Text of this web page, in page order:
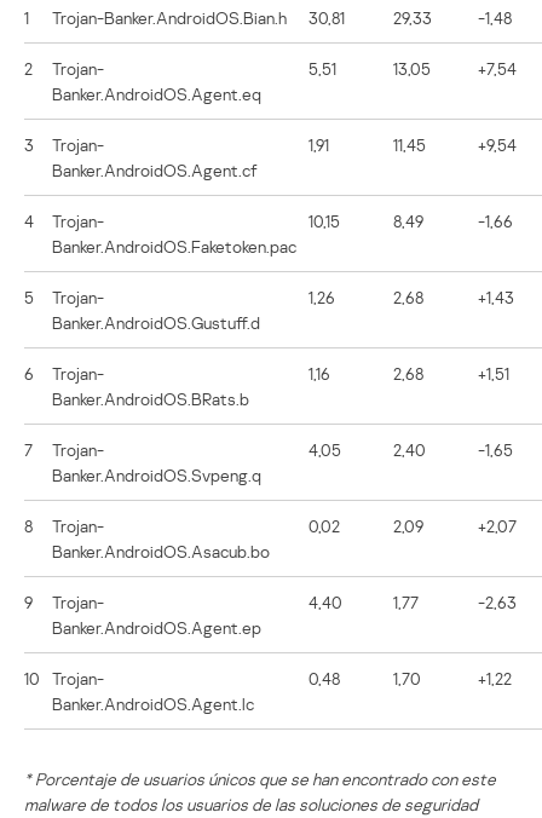
1 Trojan-Banker.AndroidOS.Bian.h 30,81 29,33 -1,48
2
Trojan-
Banker.AndroidOS.Agent.eq
5,51 13,05 +7,54
3
Trojan-
Banker.AndroidOS.Agent.cf
1,91 11,45 +9,54
4
Trojan-
Banker.AndroidOS.Faketoken.pac
10,15 8,49 -1,66
5
Trojan-
Banker.AndroidOS.Gustuff.d
1,26 2,68 +1,43
6
Trojan-
Banker.AndroidOS.BRats.b
1,16 2,68 +1,51
7
Trojan-
Banker.AndroidOS.Svpeng.q
4,05 2,40 -1,65
8
Trojan-
Banker.AndroidOS.Asacub.bo
0,02 2,09 +2,07
9
Trojan-
Banker.AndroidOS.Agent.ep
4,40 1,77 -2,63
10
Trojan-
Banker.AndroidOS.Agent.lc
0,48 1,70 +1,22
* Porcentaje de usuarios únicos que se han encontrado con este
malware de todos los usuarios de las soluciones de seguridad